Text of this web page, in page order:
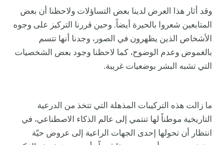
وقد أثار هذا العرض لدينا بعض التساؤلات ولاحظنا أن بعض
المتابعين شعروا بالحيرة أيضاً. وحين قررنا التركيز على وجوه
الأشخاص الذين يظهرون في الصور، وجدنا أنها تتسم
بالغموض وعدم الوضوح، كما لاحظنا وجود بعض الشخصيات
التي تشبه البشر بوضعيات غريبة.
ما زالت هذه التركيبات المذهلة التي تتخذ من الدرعية
التاريخية موطناً لها تنتمي إلى عالم الذكاء الاصطناعي، في
انتظار أن تحولها إحدى الجهات الراعية إلى عروض حيّة